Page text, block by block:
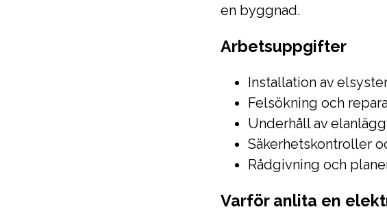
en byggnad.
Arbetsuppgifter
Installation av
Felsökning och
Underhåll av
Säkerhetskontroller
Rådgivning och
Varför anlita en